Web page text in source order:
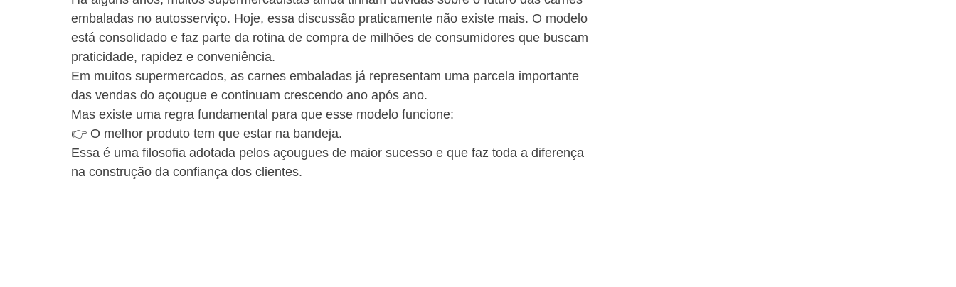
embaladas no autosserviço. Hoje, essa discussão praticamente não existe mais. O modelo
está consolidado e faz parte da rotina de compra de milhões de consumidores que buscam
praticidade, rapidez e conveniência.
Em muitos supermercados, as carnes embaladas já representam uma parcela importante
das vendas do açougue e continuam crescendo ano após ano.
Mas existe uma regra fundamental para que esse modelo funcione:
👉 O melhor produto tem que estar na bandeja.
Essa é uma filosofia adotada pelos açougues de maior sucesso e que faz toda a diferença
na construção da confiança dos clientes.